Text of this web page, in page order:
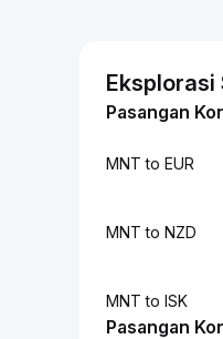
Eksplorasi
Pasangan
MNT to EUR
MNT to NZD
MNT to ISK
Pasangan